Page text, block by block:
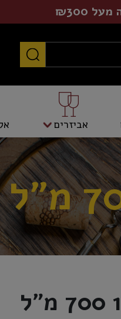
₪300
אביזרים